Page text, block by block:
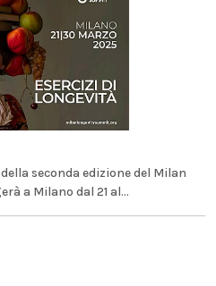
seconda edizione del Milan
a Milano dal 21 al...